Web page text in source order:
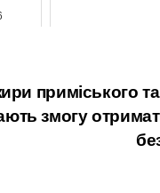
приміського
змогу